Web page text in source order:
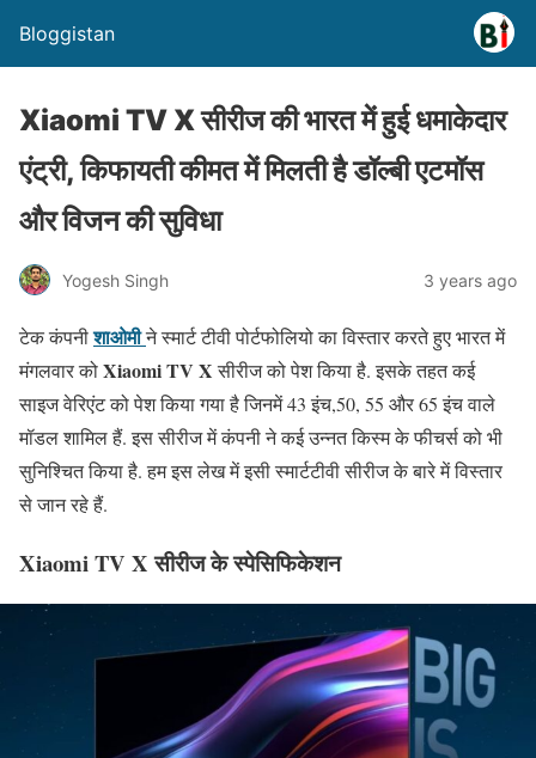
Bloggistan
Xiaomi TV X सीरीज की भारत में हुई धमाकेदार
एंट्री, किफायती कीमत में मिलती है डॉल्बी एटमॉस
और विजन की सुविधा
Yogesh Singh 3 years ago
टेक कंपनीशाओमीने स्मार्ट टीवी पोर्टफोलियो का विस्तार करते हुए भारत में
मंगलवार कोXiaomi TV Xसीरीज को पेश किया है. इसके तहत कई
साइज वेरिएंट को पेश किया गया है जिनमें 43 इंच,50, 55 और 65 इंच वाले
मॉडल शामिल हैं. इस सीरीज में कंपनी ने कई उन्नत किस्म के फीचर्स को भी
सुनिश्चित किया है. हम इस लेख में इसी स्मार्टटीवी सीरीज के बारे में विस्तार
से जान रहे हैं.
Xiaomi TV X सीरीज के स्पेसिफिकेशन